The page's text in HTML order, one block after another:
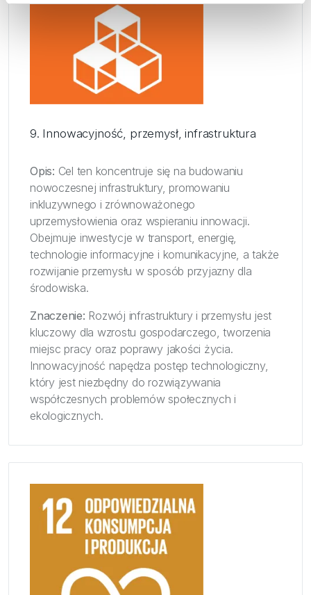
9. Innowacyjność, przemysł, infrastruktura
Opis: Cel ten koncentruje się na budowaniu
nowoczesnej infrastruktury, promowaniu
inkluzywnego i zrównoważonego
uprzemysłowienia oraz wspieraniu innowacji.
Obejmuje inwestycje w transport, energię,
technologie informacyjne i komunikacyjne, a także
rozwijanie przemysłu w sposób przyjazny dla
środowiska.
Znaczenie: Rozwój infrastruktury i przemysłu jest
kluczowy dla wzrostu gospodarczego, tworzenia
miejsc pracy oraz poprawy jakości życia.
Innowacyjność napędza postęp technologiczny,
który jest niezbędny do rozwiązywania
współczesnych problemów społecznych i
ekologicznych.